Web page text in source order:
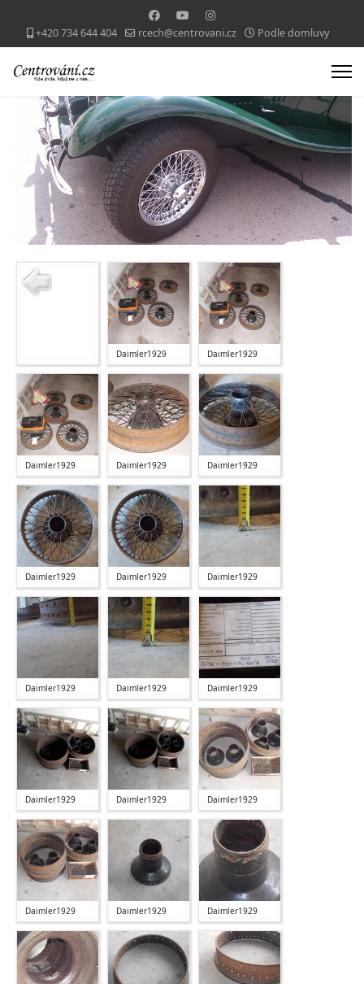
+420 734 644 404 rcech@centrovani.cz Podle domluvy
Daimler1929 Daimler1929
Daimler1929 Daimler1929 Daimler1929
Daimler1929 Daimler1929 Daimler1929
Daimler1929 Daimler1929 Daimler1929
Daimler1929 Daimler1929 Daimler1929
Daimler1929 Daimler1929 Daimler1929